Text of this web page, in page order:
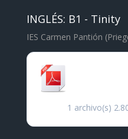
INGLÉS: B1 - Tinity
IES Carmen Pantión
1 archivo(s)